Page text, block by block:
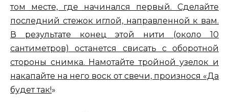
том месте, где начинался первый. Сделайте
последний стежок иглой, направленной к вам.
В результате конец этой нити (около 10
сантиметров) останется свисать с оборотной
стороны снимка. Намотайте тройной узелок и
накапайте на него воск от свечи, произнося «Да
будет так!»